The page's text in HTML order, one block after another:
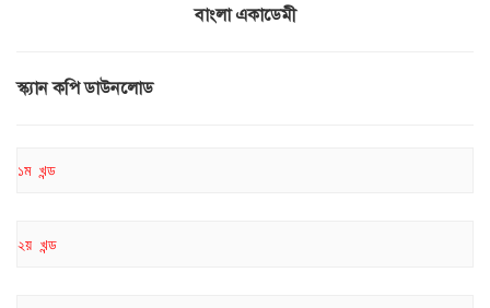
বাংলা একাডেমী
স্ক্যান কপি ডাউনলোড
১ম খন্ড
২য় খন্ড